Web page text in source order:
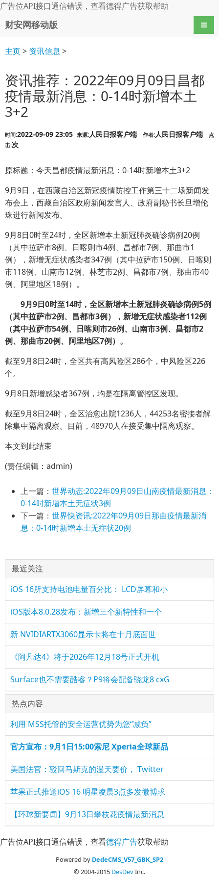
广告位API接口通信错误，查看德得广告获取帮助
财安网移动版 导航
主页> 资讯信息 >
资讯推荐：2022年09月09日昌都
疫情最新消息：0-14时新增本土
3+2
时间:2022-09-09 23:05 来源:人民日报客户端 作者:人民日报客户端
点
击:次
原标题：今天昌都疫情最新消息：0-14时新增本土3+2
9月9日，在西藏自治区新冠疫情防控工作第三十二场新闻发
布会上，西藏自治区政府新闻发言人、政府副秘书长旦增伦
珠进行新闻发布。
9月8日0时至24时，全区新增本土新冠肺炎确诊病例20例
（其中拉萨市8例、日喀则市4例、昌都市7例、那曲市1
例），新增无症状感染者347例（其中拉萨市150例、日喀则
市118例、山南市12例、林芝市2例、昌都市7例、那曲市40
例、阿里地区18例）。
9月9日0时至14时，全区新增本土新冠肺炎确诊病例5例
（其中拉萨市2例、昌都市3例），新增无症状感染者112例
（其中拉萨市54例、日喀则市26例、山南市3例、昌都市2
例、那曲市20例、阿里地区7例）。
截至9月8日24时，全区共有高风险区286个，中风险区226
个。
9月8日新增感染者367例，均是在隔离管控区发现。
截至9月8日24时，全区治愈出院1236人，44253名密接者解
除集中隔离观察。目前，48970人在接受集中隔离观察。
本文到此结束
(责任编辑：admin)
上一篇： 世界动态:2022年09月09日山南疫情最新消息：
0-14时新增本土无症状3例
下一篇： 世界快资讯:2022年09月09日那曲疫情最新消
息：0-14时新增本土无症状20例
最近关注
iOS 16所支持电池电量百分比： LCD屏幕和小
iOS版本8.0.28发布：新增三个新特性和一个
新 NVIDIARTX3060显示卡将在十月底面世
《阿凡达4》将于2026年12月18号正式开机
Surface也不需要酷睿？P9将会配备骁龙8 cxG
热点内容
利用 MSS托管的安全运营优势为您“减负”
官方宣布：9月1日15:00索尼 Xperia全球新品
美国法官：驳回马斯克的漫天要价， Twitter
苹果正式推送iOS 16 明星凌晨3点多发微博求
【环球新要闻】9月13日攀枝花疫情最新消息
广告位API接口通信错误，查看德得广告获取帮助
Powered by DedeCMS_V57_GBK_SP2
© 2004-2015 DesDevInc.